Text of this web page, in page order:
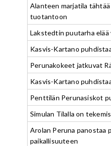
Alanteen marjatila
tuotantoon
Lakstedtin puutarha elää
Kasvis-Kartano
Perunakokeet jatkuvat
Kasvis-Kartano
Penttilän Perunasiskot
Simulan Tilalla on
Arolan Peruna panostaa
paikallisuuteen